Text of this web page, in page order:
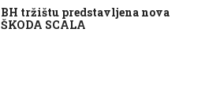
BH tržištu predstavljena nova
ŠKODA SCALA